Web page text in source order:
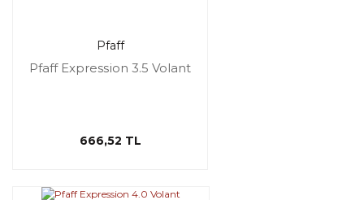
Pfaff
Pfaff Expression 3.5 Volant
666,52 TL